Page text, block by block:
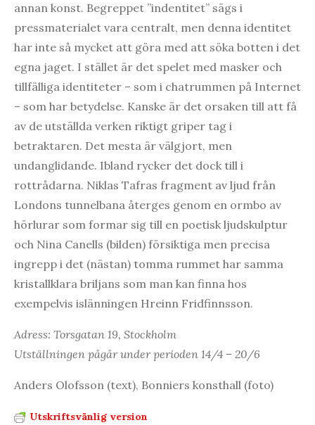
annan konst. Begreppet ”indentitet” sägs i
pressmaterialet vara centralt, men denna identitet
har inte så mycket att göra med att söka botten i det
egna jaget. I stället är det spelet med masker och
tillfälliga identiteter – som i chatrummen på Internet
– som har betydelse. Kanske är det orsaken till att få
av de utställda verken riktigt griper tag i
betraktaren. Det mesta är välgjort, men
undanglidande. Ibland rycker det dock till i
rottrådarna. Niklas Tafras fragment av ljud från
Londons tunnelbana återges genom en ormbo av
hörlurar som formar sig till en poetisk ljudskulptur
och Nina Canells (bilden) försiktiga men precisa
ingrepp i det (nästan) tomma rummet har samma
kristallklara briljans som man kan finna hos
exempelvis islänningen Hreinn Fridfinnsson.
Adress: Torsgatan 19, Stockholm
Utställningen pågår under perioden 14/4 – 20/6
Anders Olofsson (text), Bonniers konsthall (foto)
Utskriftsvänlig version